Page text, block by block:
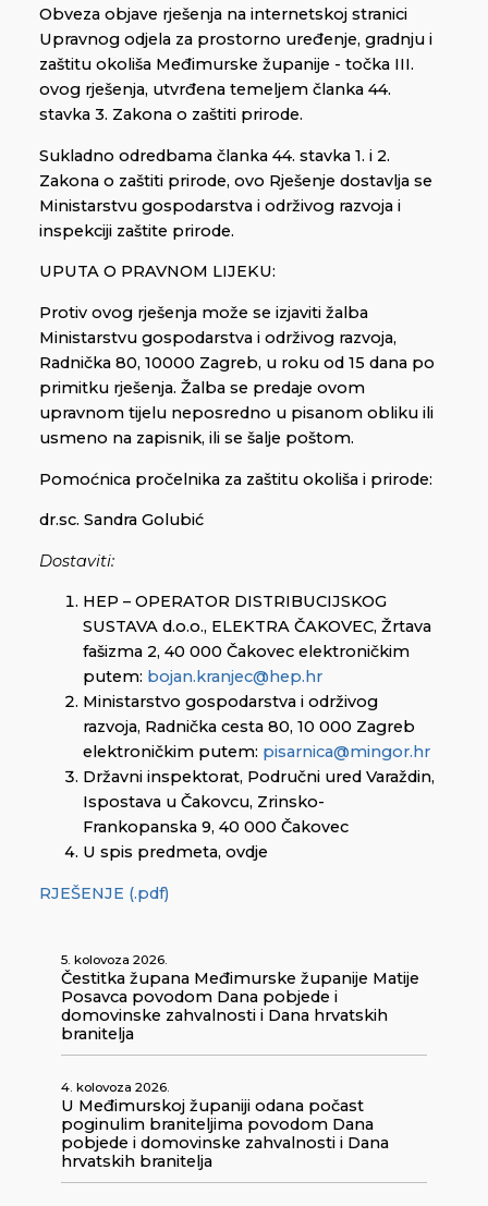
Obveza objave rješenja na internetskoj stranici
Upravnog odjela za prostorno uređenje, gradnju i
zaštitu okoliša Međimurske županije - točka III.
ovog rješenja, utvrđena temeljem članka 44.
stavka 3. Zakona o zaštiti prirode.
Sukladno odredbama članka 44. stavka 1. i 2.
Zakona o zaštiti prirode, ovo Rješenje dostavlja se
Ministarstvu gospodarstva i održivog razvoja i
inspekciji zaštite prirode.
UPUTA O PRAVNOM LIJEKU:
Protiv ovog rješenja može se izjaviti žalba
Ministarstvu gospodarstva i održivog razvoja,
Radnička 80, 10000 Zagreb, u roku od 15 dana po
primitku rješenja. Žalba se predaje ovom
upravnom tijelu neposredno u pisanom obliku ili
usmeno na zapisnik, ili se šalje poštom.
Pomoćnica pročelnika za zaštitu okoliša i prirode:
dr.sc. Sandra Golubić
Dostaviti:
HEP – OPERATOR DISTRIBUCIJSKOG
SUSTAVA d.o.o., ELEKTRA ČAKOVEC, Žrtava
fašizma 2, 40 000 Čakovec elektroničkim
putem: bojan.kranjec@hep.hr
Ministarstvo gospodarstva i održivog
razvoja, Radnička cesta 80, 10 000 Zagreb
elektroničkim putem: pisarnica@mingor.hr
Državni inspektorat, Područni ured Varaždin,
Ispostava u Čakovcu, Zrinsko-
Frankopanska 9, 40 000 Čakovec
U spis predmeta, ovdje
RJEŠENJE (.pdf)
5. kolovoza 2026.
Čestitka župana Međimurske županije Matije
Posavca povodom Dana pobjede i
domovinske zahvalnosti i Dana hrvatskih
branitelja
4. kolovoza 2026.
U Međimurskoj županiji odana počast
poginulim braniteljima povodom Dana
pobjede i domovinske zahvalnosti i Dana
hrvatskih branitelja